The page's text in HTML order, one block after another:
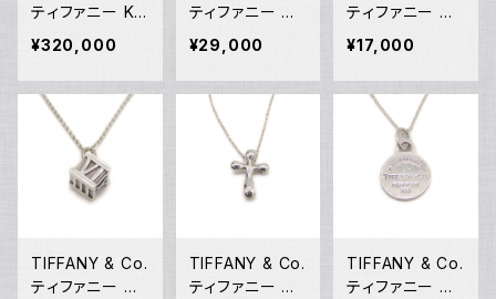
ティファニー K1
8 エルサペレッ
ティ ドロップペ
ンダント ネック
レス 18金 アズ
キチェーン Y05
¥320,000
ティファニー エ
レサペレッティ
オープンハート 1
Pダイヤ ペンダ
ント ネックレス
シルバー925 ア
ズキチェーン Y0
¥29,000
ティファニー ノ
ーツ スクエアプ
レート ペンダン
ト ネックレス シ
ルバー925 アズ
キチェーン Y05
¥17,000
TIFFANY & Co.
ティファニー ア
TIFFANY & Co.
ティファニー エ
TIFFANY & Co.
ティファニー リ